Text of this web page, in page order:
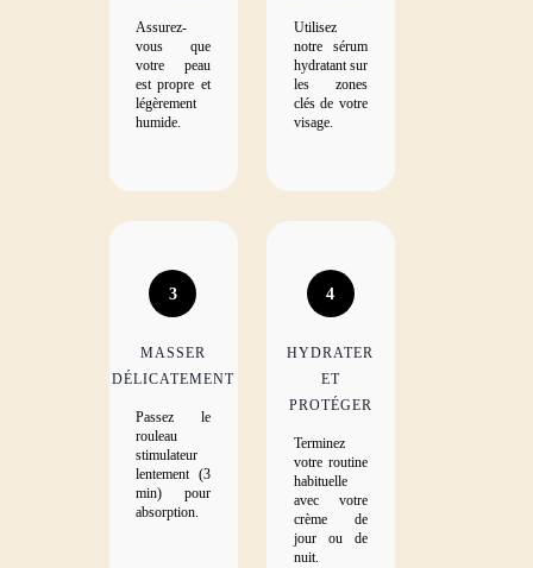
Assurez-
vous que
votre peau
est propre et
légèrement
humide.
Utilisez
notre sérum
hydratant sur
les zones
clés de votre
visage.
3
MASSER
DÉLICATEMENT
Passez le
rouleau
stimulateur
lentement (3
min) pour
absorption.
4
HYDRATER
ET
PROTÉGER
Terminez
votre routine
habituelle
avec votre
crème de
jour ou de
nuit.